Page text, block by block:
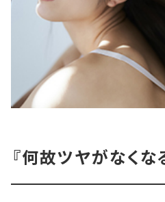
『何故ツヤがなくな